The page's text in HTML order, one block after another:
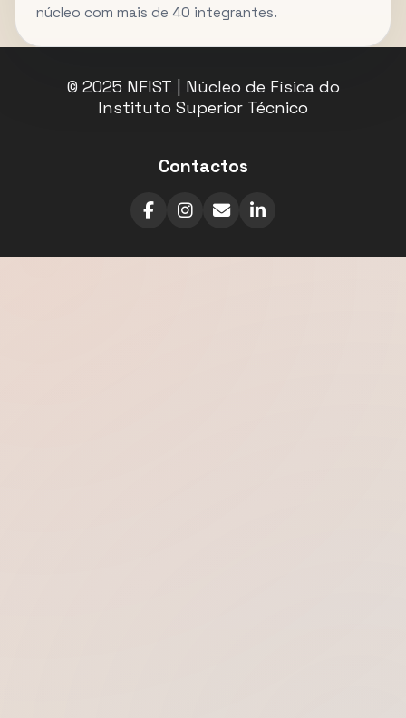
núcleo com mais de 40 integrantes.
© 2025 NFIST | Núcleo de Física do
Instituto Superior Técnico
Contactos